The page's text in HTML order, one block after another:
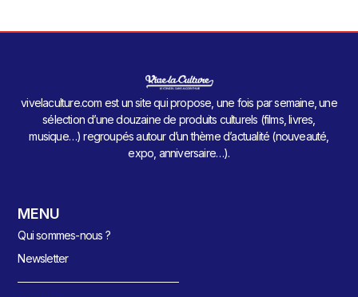
vivelaculture.com est un site qui propose, une fois par semaine, une
sélection d’une douzaine de produits culturels (films, livres,
musique…) regroupés autour d’un thème d’actualité (nouveauté,
expo, anniversaire…).
MENU
Qui sommes-nous ?
Newsletter